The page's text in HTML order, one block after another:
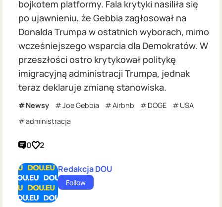
bojkotem platformy. Fala krytyki nasiliła się
po ujawnieniu, że Gebbia zagłosował na
Donalda Trumpa w ostatnich wyborach, mimo
wcześniejszego wsparcia dla Demokratów. W
przeszłości ostro krytykował politykę
imigracyjną administracji Trumpa, jednak
teraz deklaruje zmianę stanowiska.
Newsy Joe Gebbia Airbnb DOGE
USA
administracja
0 2
Redakcja DOU
Follow